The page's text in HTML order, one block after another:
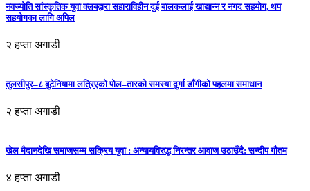
नवज्योति सांस्कृतिक युवा क्लबद्वारा सहाराविहीन दुई बालकलाई खाद्यान्न र नगद सहयोग, थप
सहयोगका लागि अपिल
२ हप्ता अगाडी
तुलसीपुर–८ बुटेनियामा लत्रिएको पोल–तारको समस्या दुर्गा डाँगीको पहलमा समाधान
२ हप्ता अगाडी
खेल मैदानदेखि समाजसम्म सक्रिय युवा : अन्यायविरुद्ध निरन्तर आवाज उठाउँदै: सन्दीप गौतम
४ हप्ता अगाडी